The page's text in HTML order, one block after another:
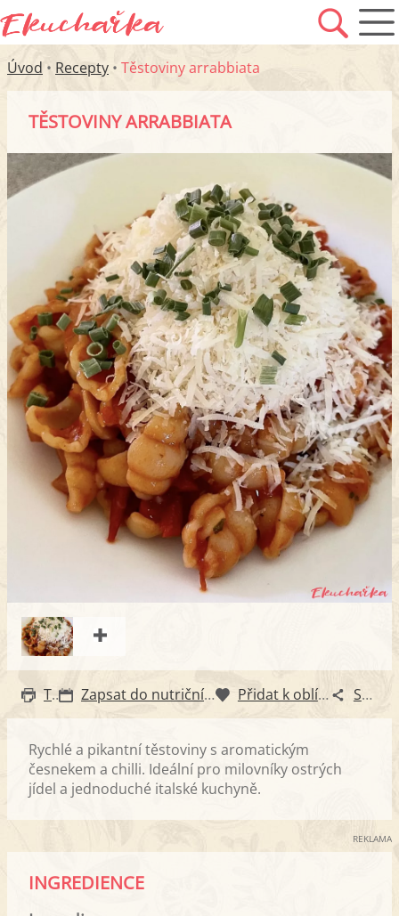
Úvod • Recepty • Těstoviny arrabbiata
TĚSTOVINY ARRABBIATA
Tisk Zapsat do nutričního diáře Přidat k oblíbeným Sdílet
Rychlé a pikantní těstoviny s aromatickým
česnekem a chilli. Ideální pro milovníky ostrých
jídel a jednoduché italské kuchyně.
REKLAMA
INGREDIENCE